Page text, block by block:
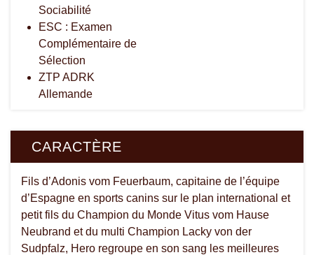
Sociabilité
ESC : Examen
Complémentaire de
Sélection
ZTP ADRK
Allemande
CARACTÈRE
Fils d’Adonis vom Feuerbaum, capitaine de l’équipe
d’Espagne en sports canins sur le plan international et
petit fils du Champion du Monde Vitus vom Hause
Neubrand et du multi Champion Lacky von der
Sudpfalz, Hero regroupe en son sang les meilleures